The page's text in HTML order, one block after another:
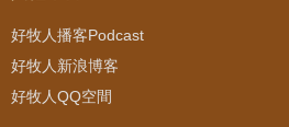
好牧人播客Podcast
好牧人新浪博客
好牧人QQ空間